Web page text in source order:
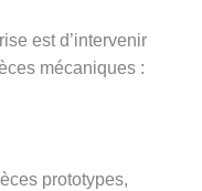
est d’intervenir
mécaniques :
prototypes,